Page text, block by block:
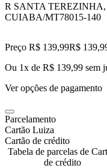
R SANTA TEREZINHA,
CUIABA/MT78015-140
Preço R$ 139,99R$ 139,
Ou 1x de R$ 139,99 sem
Ver opções de pagamento
Parcelamento
Cartão Luiza
Cartão de crédito
Tabela de parcelas de
de crédito